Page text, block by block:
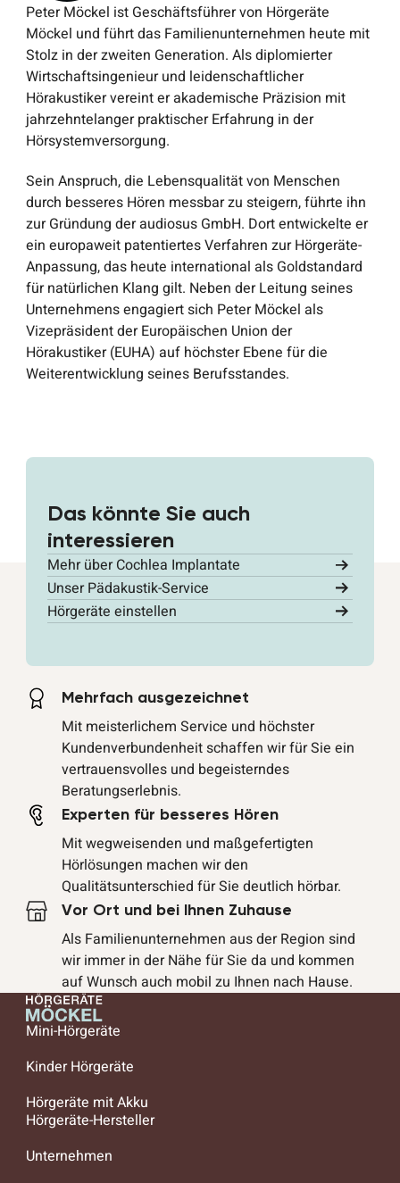
Peter Möckel ist Geschäftsführer von Hörgeräte
Möckel und führt das Familienunternehmen heute mit
Stolz in der zweiten Generation. Als diplomierter
Wirtschaftsingenieur und leidenschaftlicher
Hörakustiker vereint er akademische Präzision mit
jahrzehntelanger praktischer Erfahrung in der
Hörsystemversorgung.
Sein Anspruch, die Lebensqualität von Menschen
durch besseres Hören messbar zu steigern, führte ihn
zur Gründung der audiosus GmbH. Dort entwickelte er
ein europaweit patentiertes Verfahren zur Hörgeräte-
Anpassung, das heute international als Goldstandard
für natürlichen Klang gilt. Neben der Leitung seines
Unternehmens engagiert sich Peter Möckel als
Vizepräsident der Europäischen Union der
Hörakustiker (EUHA) auf höchster Ebene für die
Weiterentwicklung seines Berufsstandes.
Das könnte Sie auch
interessieren
Mehr über Cochlea Implantate
Unser Pädakustik-Service
Hörgeräte einstellen
Mehrfach ausgezeichnet
Mit meisterlichem Service und höchster
Kundenverbundenheit schaffen wir für Sie ein
vertrauensvolles und begeisterndes
Beratungserlebnis.
Experten für besseres Hören
Mit wegweisenden und maßgefertigten
Hörlösungen machen wir den
Qualitätsunterschied für Sie deutlich hörbar.
Vor Ort und bei Ihnen Zuhause
Als Familienunternehmen aus der Region sind
wir immer in der Nähe für Sie da und kommen
auf Wunsch auch mobil zu Ihnen nach Hause.
Mini-Hörgeräte
Kinder Hörgeräte
Hörgeräte mit Akku
Hörgeräte-Hersteller
Unternehmen